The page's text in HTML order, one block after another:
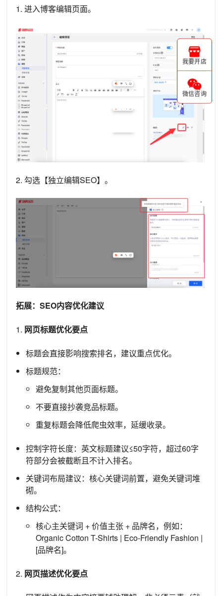
1. 进入博客编辑页面。
2. 勾选【独立编辑SEO】。
拓展：SEO内容优化建议
1. 网页标题优化要点
标题会直接影响搜索排名，建议重点优化。
标题规范：
避免复制其他页面标题。
不要直接抄袭竞品标题。
重复标题会降低爬虫效率，延缓收录。
控制字符长度：英文标题建议≤50字符，超过60字
符部分会被截断且不计入排名。
关键词布局建议：核心关键词前置，避免关键词堆
砌。
结构公式：
核心主关键词 + 价值主张 + 品牌名，例如：
Organic Cotton T-Shirts | Eco-Friendly Fashion |
[品牌名]。
2. 网页描述优化要点
我要开店
微信咨询